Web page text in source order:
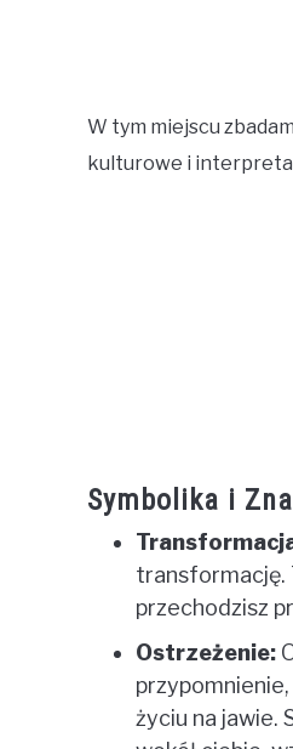
W tym miejscu
kulturowe i
Symbolika i
transformację.
przechodzisz
Ostrzeżenie:
życiu na jawie.